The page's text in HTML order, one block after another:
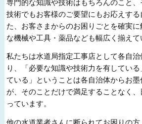
技術でもお客様のご要望にもお応えす
た、お客さまからのお困りごとを確実
な機械や工具・薬品なども幅広く揃えて
私たちは水道局指定工事店として各自
り、「必要な知識や技術力を有してい
ている」ということは各自治体からお
が、そのことだけで満足することなく
っています。
他の水道業者さんに断られてお困りの